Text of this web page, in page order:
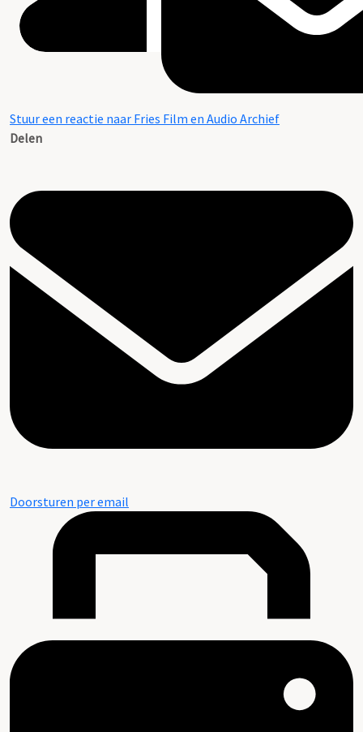
Stuur een reactie naar Fries Film en Audio Archief
Delen
Doorsturen per email